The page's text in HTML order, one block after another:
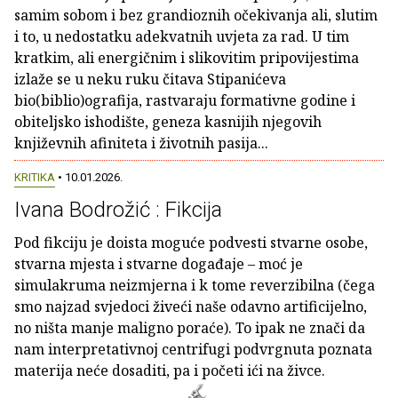
samim sobom i bez grandioznih očekivanja ali, slutim
i to, u nedostatku adekvatnih uvjeta za rad. U tim
kratkim, ali energičnim i slikovitim pripovijestima
izlaže se u neku ruku čitava Stipanićeva
bio(biblio)ografija, rastvaraju formativne godine i
obiteljsko ishodište, geneza kasnijih njegovih
književnih afiniteta i životnih pasija...
KRITIKA • 10.01.2026.
Ivana Bodrožić : Fikcija
Pod fikciju je doista moguće podvesti stvarne osobe,
stvarna mjesta i stvarne događaje – moć je
simulakruma neizmjerna i k tome reverzibilna (čega
smo najzad svjedoci živeći naše odavno artificijelno,
no ništa manje maligno poraće). To ipak ne znači da
nam interpretativnoj centrifugi podvrgnuta poznata
materija neće dosaditi, pa i početi ići na živce.